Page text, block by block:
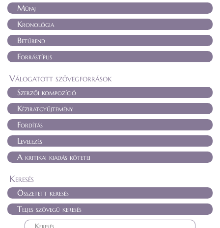
Műfaj
Kronológia
Betűrend
Forrástípus
Válogatott szövegforrások
Szerzői kompozíció
Kéziratgyűjtemény
Fordítás
Levelezés
A kritikai kiadás kötetei
Keresés
Összetett keresés
Teljes szövegű keresés